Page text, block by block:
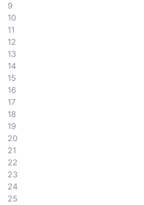
9
10
11
12
13
14
15
16
17
18
19
20
21
22
23
24
25